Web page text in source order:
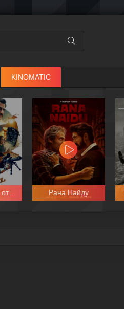
KINOMATIC
Специальный отряд Рана Найду